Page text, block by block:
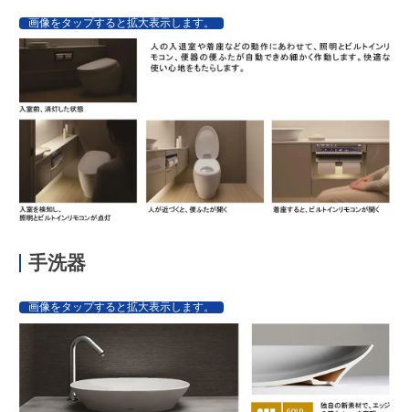
画像をタップすると拡大表示します。
手洗器
画像をタップすると拡大表示します。